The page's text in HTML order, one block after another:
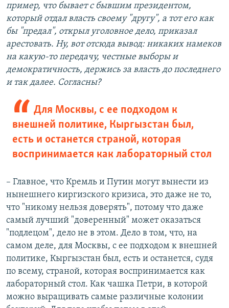
пример, что бывает с бывшим президентом,
который отдал власть своему "другу", а тот его как
бы "предал", открыл уголовное дело, приказал
арестовать. Ну, вот отсюда вывод: никаких намеков
на какую-то передачу, честные выборы и
демократичность, держись за власть до последнего
и так далее. Согласны?
Для Москвы, с ее подходом к
внешней политике, Кыргызстан был,
есть и останется страной, которая
воспринимается как лабораторный стол​
– Главное, что Кремль и Путин могут вынести из
нынешнего киргизского кризиса, это даже не то,
что "никому нельзя доверять", потому что даже
самый лучший "доверенный" может оказаться
"подлецом", дело не в этом. Дело в том, что, на
самом деле, для Москвы, с ее подходом к внешней
политике, Кыргызстан был, есть и останется, судя
по всему, страной, которая воспринимается как
лабораторный стол. Как чашка Петри, в которой
можно выращивать самые различные колонии